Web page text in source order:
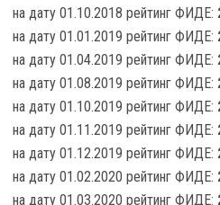
на дату 01.10.2018 рейтинг ФИДЕ:
на дату 01.01.2019 рейтинг ФИДЕ:
на дату 01.04.2019 рейтинг ФИДЕ:
на дату 01.08.2019 рейтинг ФИДЕ:
на дату 01.10.2019 рейтинг ФИДЕ:
на дату 01.11.2019 рейтинг ФИДЕ:
на дату 01.12.2019 рейтинг ФИДЕ:
на дату 01.02.2020 рейтинг ФИДЕ:
на дату 01.03.2020 рейтинг ФИДЕ: